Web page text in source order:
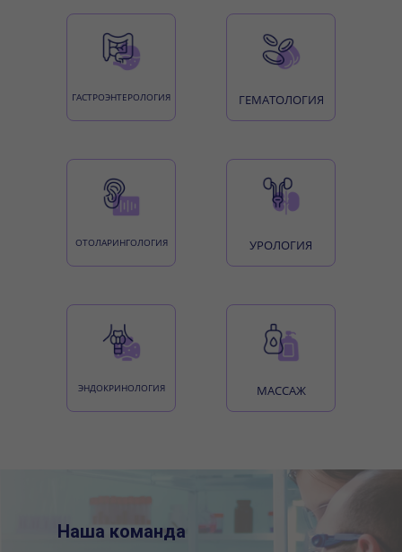
ГАСТРОЭНТЕРОЛОГИЯ ГЕМАТОЛОГИЯ
ОТОЛАРИНГОЛОГИЯ УРОЛОГИЯ
ЭНДОКРИНОЛОГИЯ МАССАЖ
Наша команда